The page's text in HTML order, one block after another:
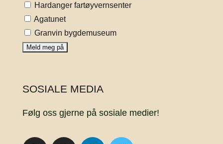
Hardanger fartøyvernsenter
Agatunet
Granvin bygdemuseum
SOSIALE MEDIA
Følg oss gjerne på sosiale medier!